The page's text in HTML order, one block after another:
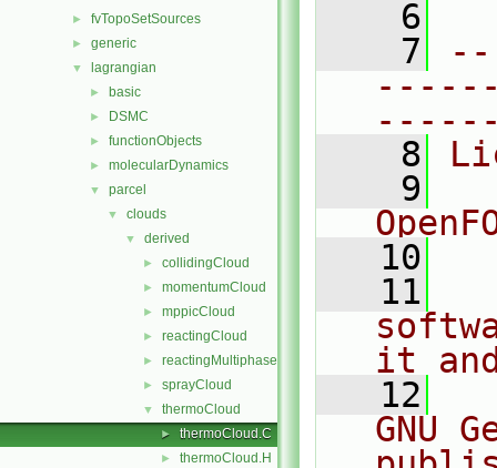
► fvTopoSetSources
► generic
▼ lagrangian
► basic
► DSMC
► functionObjects
► molecularDynamics
▼ parcel
▼ clouds
▼ derived
► collidingCloud
► momentumCloud
► mppicCloud
► reactingCloud
► reactingMultiphaseCloud
► sprayCloud
▼ thermoCloud
► thermoCloud.C
► thermoCloud.H
    6
    7
    8
    9
   10
   11
it
   12
GNU